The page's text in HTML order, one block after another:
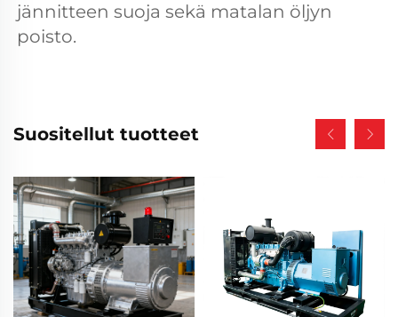
jännitteen suoja sekä matalan öljyn
poisto.
Suositellut tuotteet